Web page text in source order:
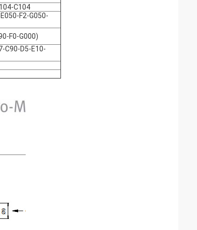
C104
F2-G050-
F0-G000)
C90-D5-E10-